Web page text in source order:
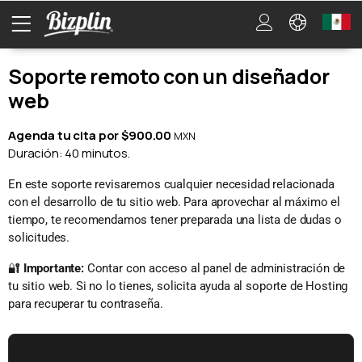
Soporte remoto con un diseñador
web
Agenda tu cita por $900.00 MXN
Duración: 40 minutos.
En este soporte revisaremos cualquier necesidad relacionada
con el desarrollo de tu sitio web. Para aprovechar al máximo el
tiempo, te recomendamos tener preparada una lista de dudas o
solicitudes.
🔐 Importante: Contar con acceso al panel de administración de
tu sitio web. Si no lo tienes, solicita ayuda al soporte de Hosting
para recuperar tu contraseña.